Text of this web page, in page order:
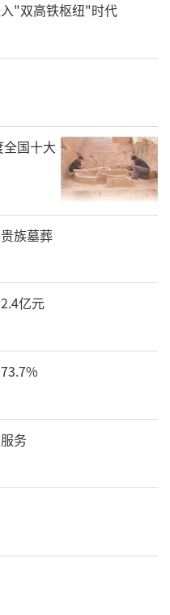
"双高铁枢纽"时代
国十大
族墓葬
亿元
务